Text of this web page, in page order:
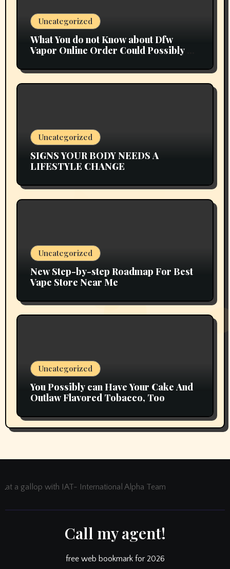
Uncategorized
What You do not Know about Dfw
Vapor Online Order Could Possibly be
Uncategorized
SIGNS YOUR BODY NEEDS A
LIFESTYLE CHANGE
Uncategorized
New Step-by-step Roadmap For Best
Vape Store Near Me
Uncategorized
You Possibly can Have Your Cake And
Outlaw Flavored Tobacco, Too
at a gallop with IAT- International Alpha Team
Call my agent!
free web bookmark for 2026